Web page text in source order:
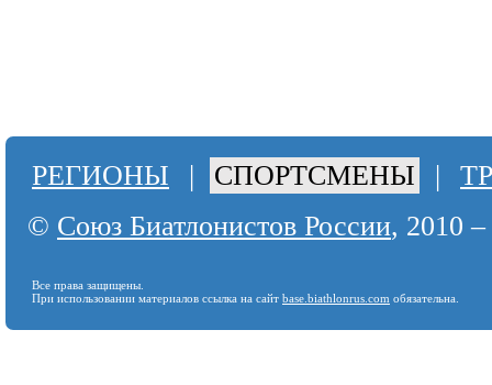
РЕГИОНЫ | СПОРТСМЕНЫ |
© Союз Биатлонистов России, 2010
Все права защищены.
При использовании материалов ссылка на сайт base.biathlonrus.com обязательна.